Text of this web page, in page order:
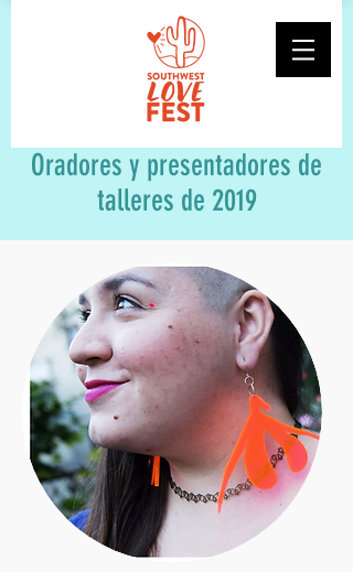
Oradores y presentadores de
talleres de 2019